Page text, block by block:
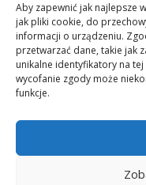
Aby zapewnić jak najlepsze
jak pliki cookie, do
informacji o urządzeniu.
przetwarzać dane, takie jak
unikalne identyfikatory na
wycofanie zgody może
funkcje.
numer telefonu KUBE_FAX
należy wysłać na adres e-
W celu ustalenia terminu
telefoniczny lub mailowy.
umowę wypożyczania szyn
dostarcza firma kurierska
Cennik wypożyczania szyn